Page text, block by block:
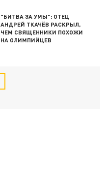
"БИТВА ЗА УМЫ": ОТЕЦ
АНДРЕЙ ТКАЧЁВ РАСКРЫЛ,
ЧЕМ СВЯЩЕННИКИ ПОХОЖИ
НА ОЛИМПИЙЦЕВ